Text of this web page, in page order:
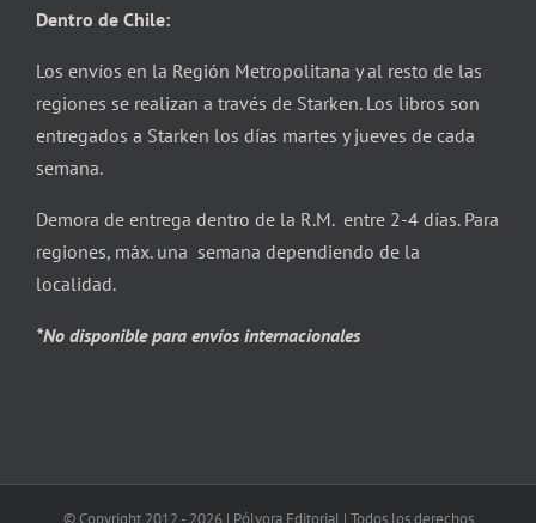
Dentro de Chile:
Los envíos en la Región Metropolitana y al resto de las
regiones se realizan a través de Starken. Los libros son
entregados a Starken los días martes y jueves de cada
semana.
Demora de entrega dentro de la R.M. entre 2-4 días. Para
regiones, máx. una semana dependiendo de la
localidad.
*No disponible para envíos internacionales
© Copyright 2012 - 2026 | Pólvora Editorial | Todos los derechos